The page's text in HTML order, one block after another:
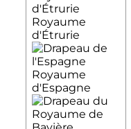
Royaume
d'Étrurie
Royaume
d'Espagne